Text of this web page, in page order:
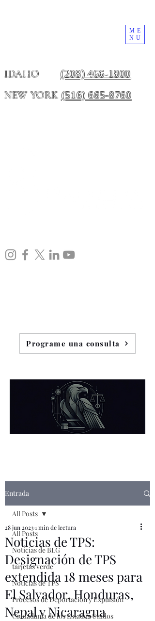
ME
NU
IDAHO(208) 466-1800
NEW YORK (516) 665-8760
Programe una consulta
Entrada
All Posts
Noticias de BLG
tarjetas verde
Noticias de TPS
Procesos de Deportación y Expulsión
Ciudadanía de los Estados Unidos
All Posts
Noticias de TPS:
Designación de TPS
extendida 18 meses para
El Salvador, Honduras,
Nepal y Nicaragua
28 jun 20231 min de lectura